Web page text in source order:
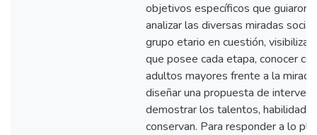
objetivos específicos que guiaron
analizar las diversas miradas
grupo etario en cuestión,
que posee cada etapa, conocer
adultos mayores frente a la
diseñar una propuesta de
demostrar los talentos,
conservan. Para responder a lo